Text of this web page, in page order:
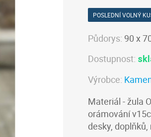
POSLEDNÍ VOLNÝ
Půdorys: 90 x
Dostupnost:
Výrobce:
Materiál - žula
orámování
desky, doplňků,